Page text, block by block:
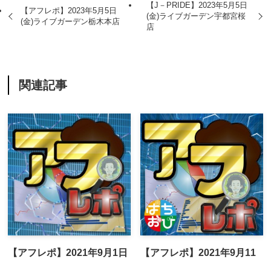
【アフレポ】2023年5月5日
(金)ライブガーデン栃木本店
【J－PRIDE】2023年5月5日
(金)ライブガーデン宇都宮桜
店
関連記事
【アフレポ】2021年9月1日
【アフレポ】2021年9月11